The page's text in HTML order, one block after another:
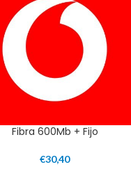
Fibra 600Mb + Fijo
€30,40